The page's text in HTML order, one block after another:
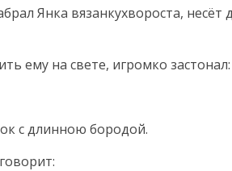
Янка вязанкухвороста,
ему на свете, игромко застонал:
с длинною бородой.